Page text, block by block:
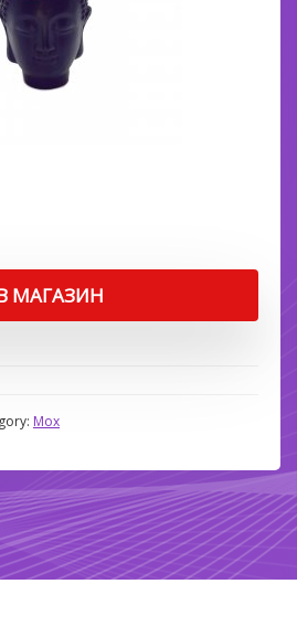
МАГАЗИН
Мох